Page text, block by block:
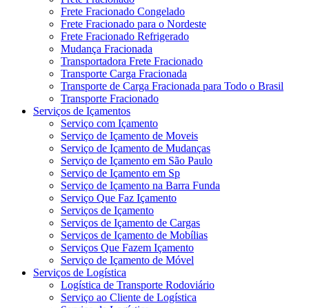
Frete Fracionado Congelado
Frete Fracionado para o Nordeste
Frete Fracionado Refrigerado
Mudança Fracionada
Transportadora Frete Fracionado
Transporte Carga Fracionada
Transporte de Carga Fracionada para Todo o Brasil
Transporte Fracionado
Serviços de Içamentos
Serviço com Içamento
Serviço de Içamento de Moveis
Serviço de Içamento de Mudanças
Serviço de Içamento em São Paulo
Serviço de Içamento em Sp
Serviço de Içamento na Barra Funda
Serviço Que Faz Içamento
Serviços de Içamento
Serviços de Içamento de Cargas
Serviços de Içamento de Mobílias
Serviços Que Fazem Içamento
Serviço de Içamento de Móvel
Serviços de Logística
Logística de Transporte Rodoviário
Serviço ao Cliente de Logística